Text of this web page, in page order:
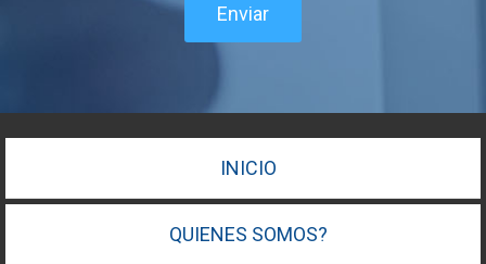
Enviar
INICIO
QUIENES SOMOS?